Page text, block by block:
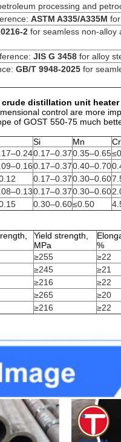
processing and
ASTM A335/A335M
2 for seamless non-alloy
JIS G 3458 for alloy
GB/T 9948-2025 for
crude distillation unit
control are more
of GOST 550-75 much
Si Mn Cr
0.17–0.370.35–0.65
0.17–0.370.40–0.70
0.17–0.370.30–0.60
0.17–0.370.30–0.60
0.30–0.60≤0.50
Yield strength,
MPa
%
≥255 ≥22
≥245 ≥21
≥216 ≥22
≥265 ≥20
≥216 ≥22